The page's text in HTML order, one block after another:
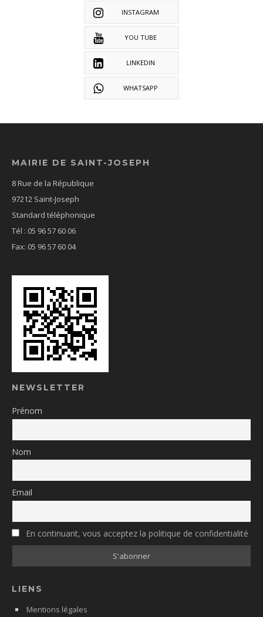
INSTAGRAM
YOU TUBE
LINKEDIN
WHATSAPP
MAIRIE DE SAINT-JOSEPH
8 Rue de la République
97212 Saint-Joseph
Standard téléphonique
Tél : 05 96 57 60 06
Fax: 05 96 57 60 04
NEWSLETTER
Prénom
Nom
Email
En continuant, vous acceptez la politique de confidentialité
LIENS
Mentions légales